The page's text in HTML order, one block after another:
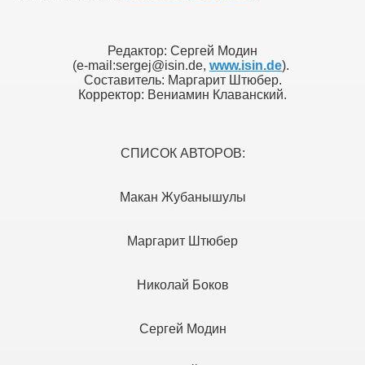
Редактор: Сергей Модин
(e-mail:sergej@isin.de, www.isin.de).
Составитель: Маргарит Штюбер.
Корректор: Вениамин Клаванский.
СПИСОК АВТОРОВ:
Макан Жубанышулы
Маргарит Штюбер
Николай Боков
Сергей Модин